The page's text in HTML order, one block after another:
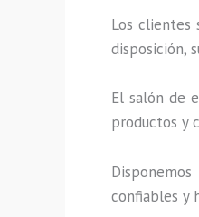
Los clientes
disposición,
El salón de
productos y
confiables y